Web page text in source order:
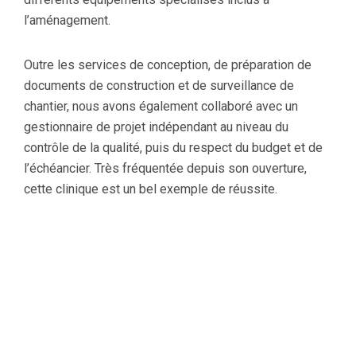
l’aménagement.
Outre les services de conception, de préparation de
documents de construction et de surveillance de
chantier, nous avons également collaboré avec un
gestionnaire de projet indépendant au niveau du
contrôle de la qualité, puis du respect du budget et de
l’échéancier. Très fréquentée depuis son ouverture,
cette clinique est un bel exemple de réussite.